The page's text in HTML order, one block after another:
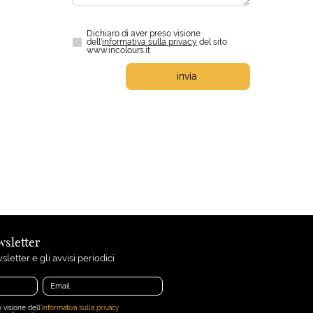
Dichiaro di aver preso visione
dell'informativa sulla privacy del sito
www.incolours.it
invia
e gli avvisi periodici
visione dell'informativa sulla privacy